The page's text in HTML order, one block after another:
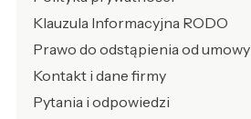
Klauzula Informacyjna RODO
Prawo do odstąpienia od umowy
Kontakt i dane firmy
Pytania i odpowiedzi